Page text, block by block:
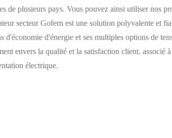
de plusieurs pays. Vous pouvez ainsi utiliser nos
secteur Gofern est une solution polyvalente et
d'économie d'énergie et ses multiples options de
envers la qualité et la satisfaction client,
électrique.